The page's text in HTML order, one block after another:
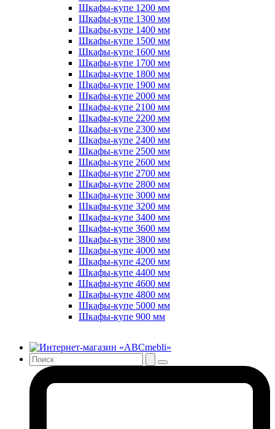
Шкафы-купе 1200 мм
Шкафы-купе 1300 мм
Шкафы-купе 1400 мм
Шкафы-купе 1500 мм
Шкафы-купе 1600 мм
Шкафы-купе 1700 мм
Шкафы-купе 1800 мм
Шкафы-купе 1900 мм
Шкафы-купе 2000 мм
Шкафы-купе 2100 мм
Шкафы-купе 2200 мм
Шкафы-купе 2300 мм
Шкафы-купе 2400 мм
Шкафы-купе 2500 мм
Шкафы-купе 2600 мм
Шкафы-купе 2700 мм
Шкафы-купе 2800 мм
Шкафы-купе 3000 мм
Шкафы-купе 3200 мм
Шкафы-купе 3400 мм
Шкафы-купе 3600 мм
Шкафы-купе 3800 мм
Шкафы-купе 4000 мм
Шкафы-купе 4200 мм
Шкафы-купе 4400 мм
Шкафы-купе 4600 мм
Шкафы-купе 4800 мм
Шкафы-купе 5000 мм
Шкафы-купе 900 мм